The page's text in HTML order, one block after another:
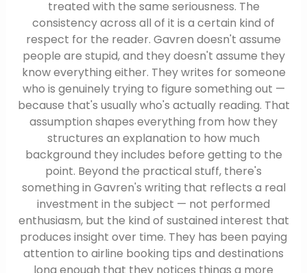
treated with the same seriousness. The
consistency across all of it is a certain kind of
respect for the reader. Gavren doesn't assume
people are stupid, and they doesn't assume they
know everything either. They writes for someone
who is genuinely trying to figure something out —
because that's usually who's actually reading. That
assumption shapes everything from how they
structures an explanation to how much
background they includes before getting to the
point. Beyond the practical stuff, there's
something in Gavren's writing that reflects a real
investment in the subject — not performed
enthusiasm, but the kind of sustained interest that
produces insight over time. They has been paying
attention to airline booking tips and destinations